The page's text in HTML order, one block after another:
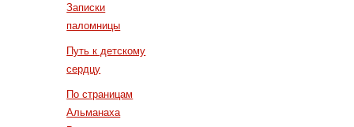
Записки
паломницы
Путь к детскому
сердцу
По страницам
Альманаха